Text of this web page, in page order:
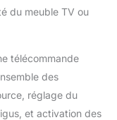
du meuble TV ou
télécommande
des
réglage du
et activation des